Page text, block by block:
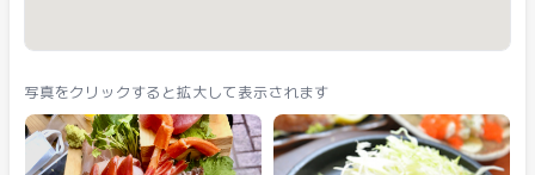
写真をクリックすると拡大して表示されます